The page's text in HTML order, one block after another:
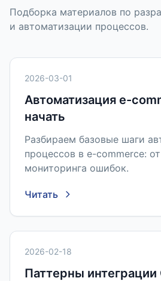
Подборка материалов по
и автоматизации процессов.
2026-03-01
Автоматизация e-
начать
Разбираем базовые шаги
процессов в e-commerce:
мониторинга ошибок.
Читать
2026-02-18
Паттерны интеграции